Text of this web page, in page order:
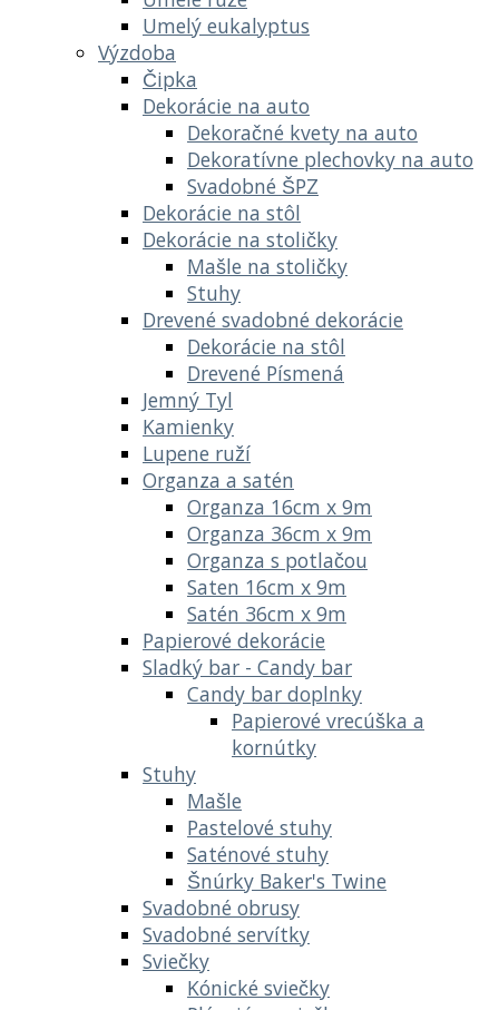
Umelý eukalyptus
Výzdoba
Čipka
Dekorácie na auto
Dekoračné kvety na auto
Dekoratívne plechovky na auto
Svadobné ŠPZ
Dekorácie na stôl
Dekorácie na stoličky
Mašle na stoličky
Stuhy
Drevené svadobné dekorácie
Dekorácie na stôl
Drevené Písmená
Jemný Tyl
Kamienky
Lupene ruží
Organza a satén
Organza 16cm x 9m
Organza 36cm x 9m
Organza s potlačou
Saten 16cm x 9m
Satén 36cm x 9m
Papierové dekorácie
Sladký bar - Candy bar
Candy bar doplnky
Papierové vrecúška a
kornútky
Stuhy
Mašle
Pastelové stuhy
Saténové stuhy
Šnúrky Baker's Twine
Svadobné obrusy
Svadobné servítky
Sviečky
Kónické sviečky